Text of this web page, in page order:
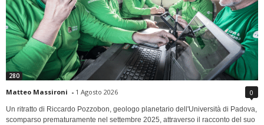
280
Matteo Massironi - 1 Agosto 2026 0
Un ritratto di Riccardo Pozzobon, geologo planetario dell'Università di Padova,
scomparso prematuramente nel settembre 2025, attraverso il racconto del suo